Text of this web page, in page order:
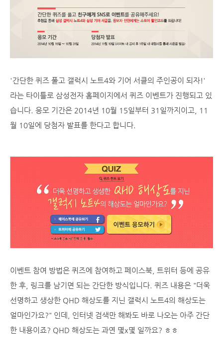
'간단한 퀴즈 풀고 갤럭시 노트4와 기어 서클의 주인공이 되자!'
라는 타이틀로 삼성전자 홈페이지에서 퀴즈 이벤트가 진행되고 있
습니다. 응모 기간은 2014년 10월 15일부터 31일까지이고, 11
월 10일에 당첨자 발표를 한다고 합니다.
이벤트 참여 방법은 퀴즈에 참여하고 페이스북, 트위터 등에 공유
한 후, 링크를 남기면 되는 간단한 방식입니다. 퀴즈 내용은 "더욱
선명하고 생상한 QHD 해상도를 지닌 갤럭시 노트4의 해상도는
얼마인가요?" 인데, 인터넷 검색만 해봐도 바로 나오는 아주 간단
한 내용이죠? QHD 해상도는 과연 몇x몇 일까요? ㅎㅎ